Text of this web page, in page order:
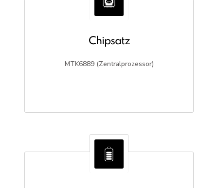
Chipsatz
MTK6889 (Zentralprozessor)